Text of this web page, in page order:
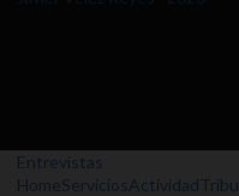
Entrevistas
HomeServiciosActividadTribu